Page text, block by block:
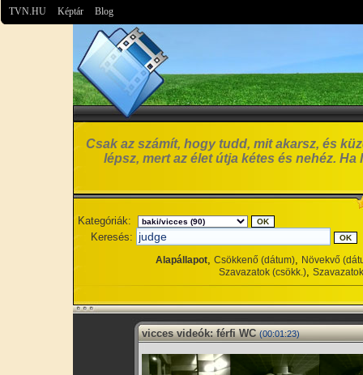
TVN.HU Képtár Blog
Csak az számít, hogy tudd, mit akarsz, és
lépsz, mert az élet útja kétes és nehéz.
Kategóriák:
Keresés:
Alapállapot, Csökkenő (dátum), Növekvő
Szavazatok (csökk.),
vicces videók: férfi WC (00:01:23)